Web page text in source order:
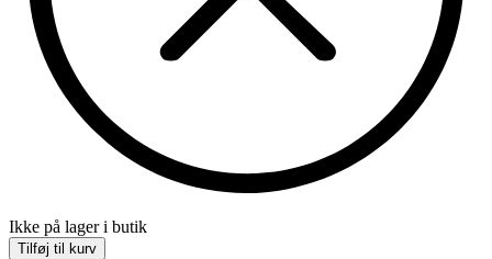
Ikke på lager i butik
Tilføj til kurv